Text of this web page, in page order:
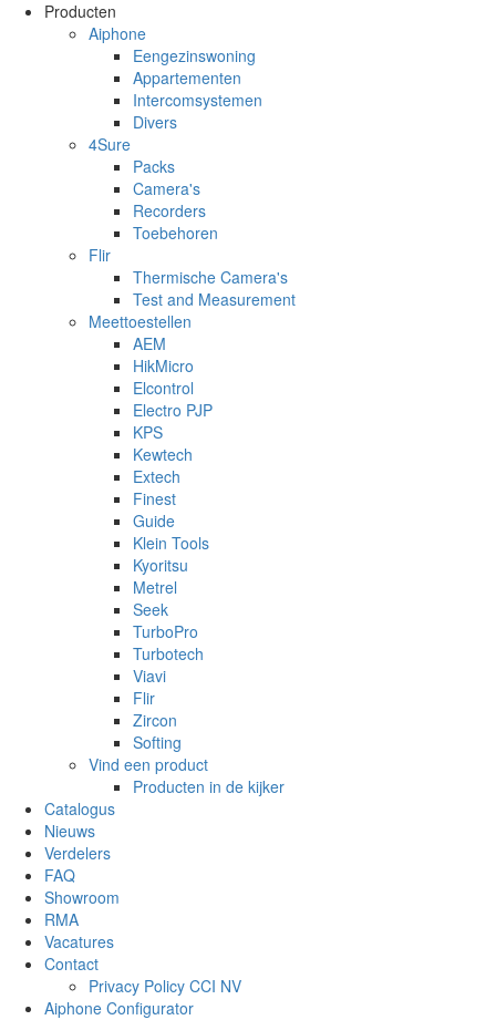
Overslaan en naar de inhoud gaan
Producten
Aiphone
Eengezinswoning
Appartementen
Intercomsystemen
Divers
4Sure
Packs
Camera's
Recorders
Toebehoren
Flir
Thermische Camera's
Test and Measurement
Meettoestellen
AEM
HikMicro
Elcontrol
Electro PJP
KPS
Kewtech
Extech
Finest
Guide
Klein Tools
Kyoritsu
Metrel
Seek
TurboPro
Turbotech
Viavi
Flir
Zircon
Softing
Vind een product
Producten in de kijker
Catalogus
Nieuws
Verdelers
FAQ
Showroom
RMA
Vacatures
Contact
Privacy Policy CCI NV
Aiphone Configurator